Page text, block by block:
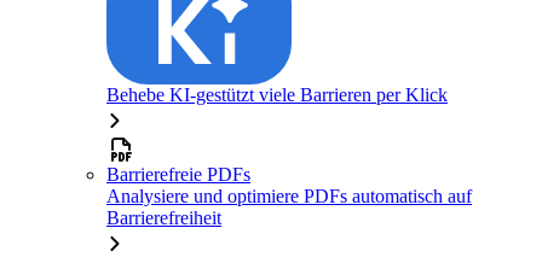
Behebe KI-gestützt viele Barrieren per Klick
Barrierefreie PDFs
Analysiere und optimiere PDFs automatisch auf
Barrierefreiheit